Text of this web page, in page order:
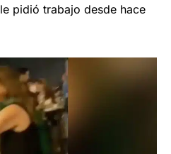
pidió trabajo desde hace